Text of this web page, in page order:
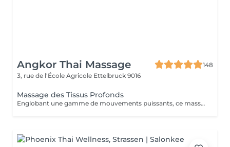
Angkor Thai Massage
148
3, rue de l'École Agricole Ettelbruck 9016
Massage des Tissus Profonds
Englobant une gamme de mouvements puissants, ce massage revigorant combine un massage suédois classique avec des techniques de compression et de points de déclenchement pour réduire la douleur. Réchauffant le corps, il stimule les muscles des cuisses, des épaules, des bras et du dos. Idéal pour les sportifs et les personnes souffrant de tensions